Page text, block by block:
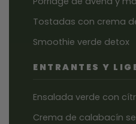
Tostadas con crema
Smoothie verde detox
ENTRANTES Y
Ensalada verde con
Crema de calabacín